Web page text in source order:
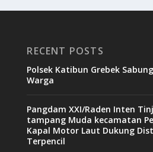
RECENT POSTS
Polsek Katibun Grebek
Warga
Pangdam XXI/Raden Inten
tampang Muda kecamatan
Kapal Motor Laut Dukung
Terpencil